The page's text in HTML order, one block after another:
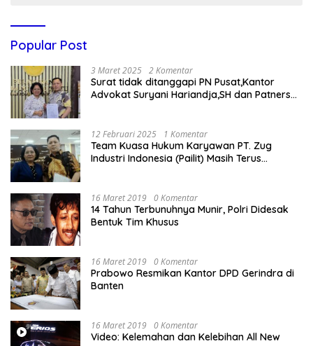
Popular Post
3 Maret 2025 2 Komentar
Surat tidak ditanggapi PN Pusat,Kantor
Advokat Suryani Hariandja,SH dan Patners
12 Februari 2025 1 Komentar
Team Kuasa Hukum Karyawan PT. Zug
Industri Indonesia (Pailit) Masih Terus
16 Maret 2019 0 Komentar
14 Tahun Terbunuhnya Munir, Polri Didesak
Bentuk Tim Khusus
16 Maret 2019 0 Komentar
Prabowo Resmikan Kantor DPD Gerindra di
Banten
16 Maret 2019 0 Komentar
Video: Kelemahan dan Kelebihan All New